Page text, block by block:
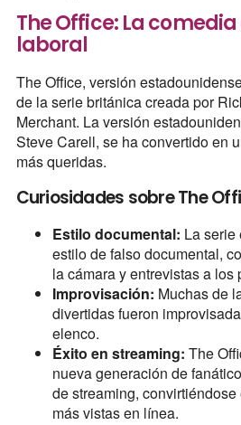
The Office: La
laboral
The Office, versión
de la serie británica creada por
Merchant. La versión
Steve Carell, se ha convertido en
más queridas.
Curiosidades sobre The
Estilo documental: La serie
estilo de falso documental,
la cámara y entrevistas a los
Improvisación: Muchas de
divertidas fueron
elenco.
Éxito en streaming: The
nueva generación de
de streaming,
más vistas en línea.